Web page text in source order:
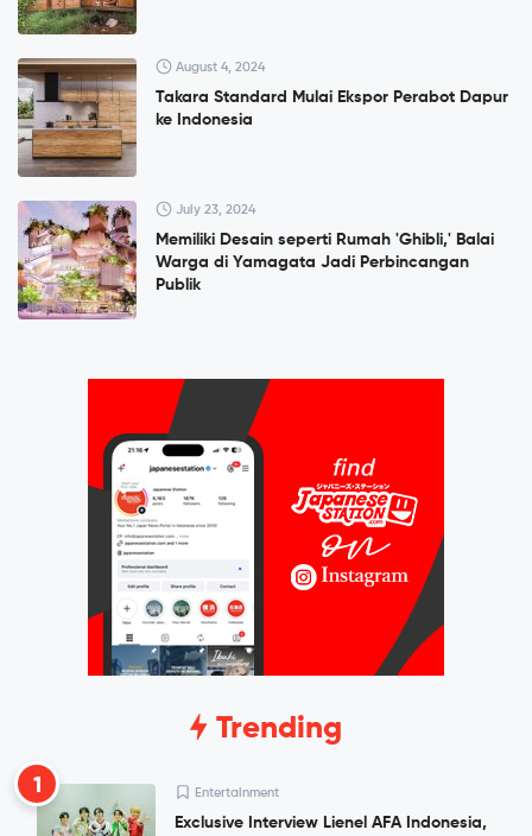
August 4, 2024
Takara Standard Mulai Ekspor Perabot Dapur
ke Indonesia
July 23, 2024
Memiliki Desain seperti Rumah 'Ghibli,' Balai
Warga di Yamagata Jadi Perbincangan
Publik
Trending
1 Entertainment
Exclusive Interview Lienel AFA Indonesia,